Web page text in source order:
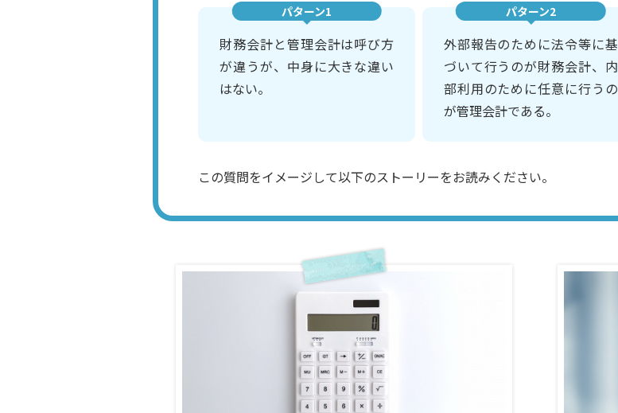
パターン1
財務会計と管理会計は呼び方
が違うが、中身に大きな違い
はない。
パターン2
外部報告のために法令等に基
づいて行うのが財務会計、内
部利用のために任意に行うの
が管理会計である。
この質問をイメージして以下のストーリーをお読みください。